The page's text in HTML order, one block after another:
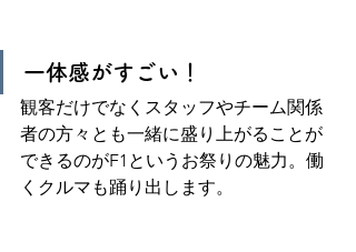
一体感がすごい！
観客だけでなくスタッフやチーム関係
者の方々とも一緒に盛り上がることが
できるのがF1というお祭りの魅力。働
くクルマも踊り出します。